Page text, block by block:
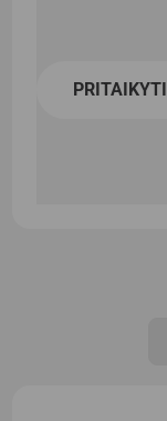
PRITAIKYTI